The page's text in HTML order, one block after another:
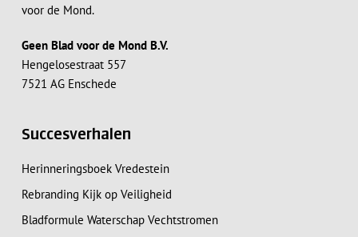
voor de Mond.
Geen Blad voor de Mond B.V.
Hengelosestraat 557
7521 AG Enschede
Succesverhalen
Herinneringsboek Vredestein
Rebranding Kijk op Veiligheid
Bladformule Waterschap Vechtstromen